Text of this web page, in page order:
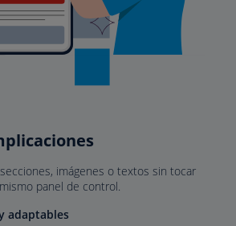
imágenes o textos sin tocar
panel de control.
adaptables